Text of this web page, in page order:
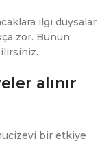
ilgi duysalar
zor. Bunun
alınır
bir etkiye